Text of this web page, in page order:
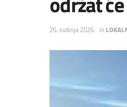
26. svibnja 2026. in